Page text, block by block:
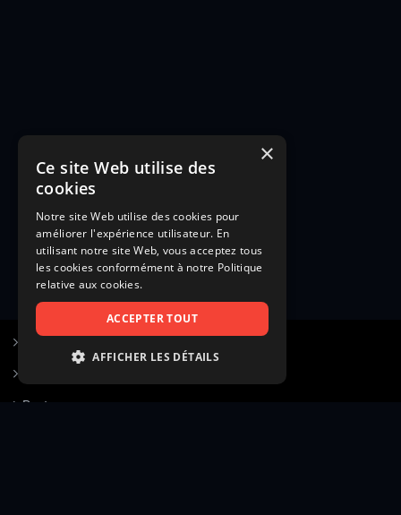
Poster une annonce
×
Ce site Web utilise des
cookies
Notre site Web utilise des cookies pour
améliorer l'expérience utilisateur. En
utilisant notre site Web, vous acceptez tous
les cookies conformément à notre Politique
relative aux cookies.
ACCEPTER TOUT
AFFICHER LES DÉTAILS